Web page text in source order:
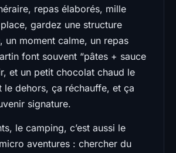
repas élaborés, mille
gardez une structure
un moment calme, un repas
font souvent “pâtes + sauce
et un petit chocolat chaud le
le dehors, ça réchauffe, et ça
signature.
le camping, c’est aussi le
aventures : chercher du